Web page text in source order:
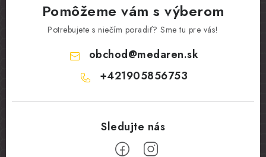
Pomôžeme vám s výberom
Potrebujete s niečím poradiť? Sme tu pre vás!
obchod@medaren.sk
+421905856753